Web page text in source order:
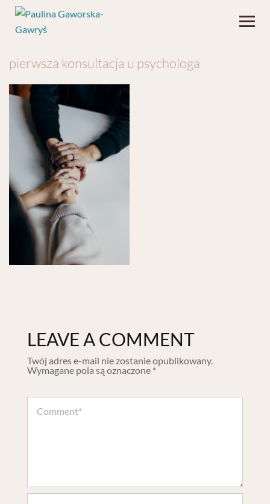
pierwsza konsultacja u psychologa
LEAVE A COMMENT
Twój adres e-mail nie zostanie opublikowany.
Wymagane pola są oznaczone *